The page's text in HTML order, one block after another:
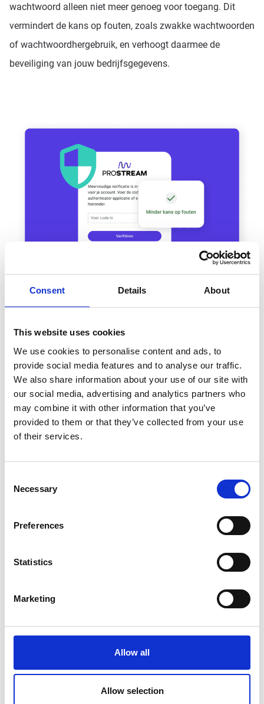
Consent Details About
This website uses cookies
We use cookies to personalise content and ads, to
provide social media features and to analyse our traffic.
We also share information about your use of our site with
our social media, advertising and analytics partners who
may combine it with other information that you’ve
provided to them or that they’ve collected from your use
of their services.
Selection
Necessary
Preferences
Statistics
Marketing
Allow all
Allow selection
wachtwoord alleen niet meer genoeg voor toegang. Dit
vermindert de kans op fouten, zoals zwakke wachtwoorden
of wachtwoordhergebruik, en verhoogt daarmee de
beveiliging van jouw bedrijfsgegevens.
Zorg voor toekomstbestendige